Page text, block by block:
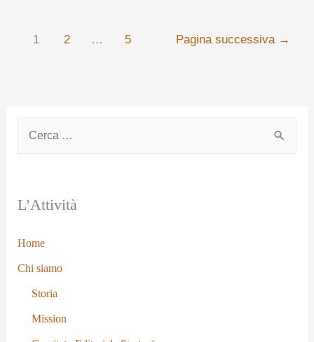
L’Attività
Home
Chi siamo
Storia
Mission
1 2 … 5 Pagina successiva →